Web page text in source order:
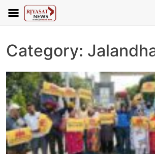
Category: